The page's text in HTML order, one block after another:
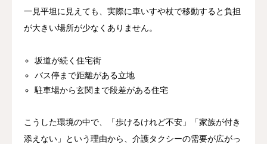
一見平坦に見えても、実際に車いすや杖で移動すると負担
が大きい場所が少なくありません。
坂道が続く住宅街
バス停まで距離がある立地
駐車場から玄関まで段差がある住宅
こうした環境の中で、「歩けるけれど不安」「家族が付き
添えない」という理由から、介護タクシーの需要が広がっ